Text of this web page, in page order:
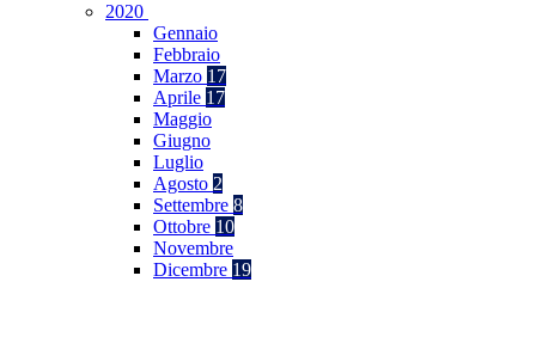
2020
Gennaio
Febbraio
Marzo 17
Aprile 17
Maggio
Giugno
Luglio
Agosto 2
Settembre 8
Ottobre 10
Novembre
Dicembre 19